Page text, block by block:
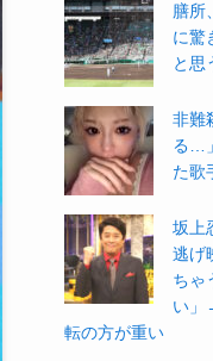
膳所
に驚
と思
非難
る…
た歌
坂上
逃げ
ちゃ
い」
転の方が重い